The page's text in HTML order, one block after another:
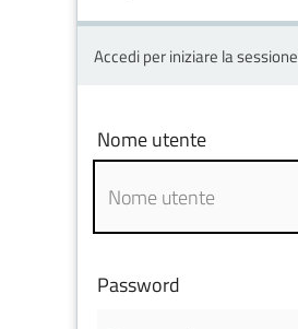
Accedi per iniziare la sessione
Nome utente
Password